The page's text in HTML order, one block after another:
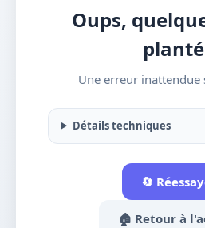
Oups,
Une erreur inattendue
Détails techniques
🔄
🏠 Retour à